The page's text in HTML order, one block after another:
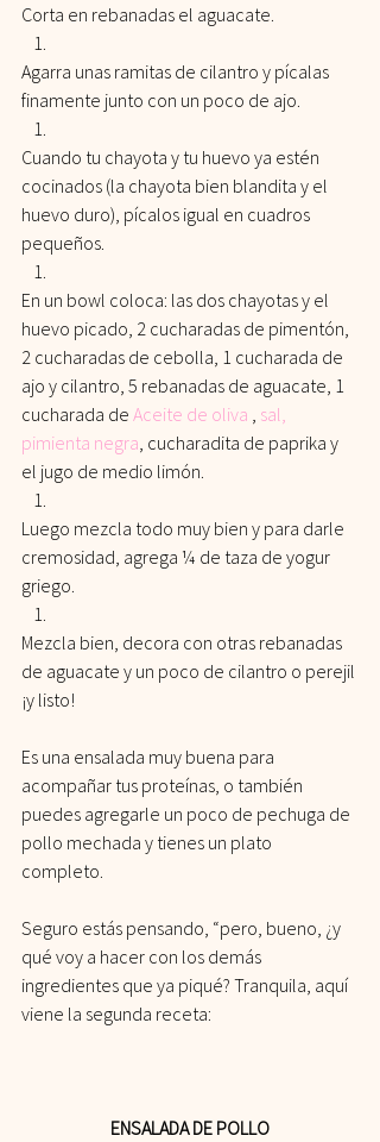
Corta en rebanadas el aguacate.
Agarra unas ramitas de cilantro y pícalas
finamente junto con un poco de ajo.
Cuando tu chayota y tu huevo ya estén
cocinados (la chayota bien blandita y el
huevo duro), pícalos igual en cuadros
pequeños.
En un bowl coloca: las dos chayotas y el
huevo picado, 2 cucharadas de pimentón,
2 cucharadas de cebolla, 1 cucharada de
ajo y cilantro, 5 rebanadas de aguacate, 1
cucharada de Aceite de oliva , sal,
pimienta negra, cucharadita de paprika y
el jugo de medio limón.
Luego mezcla todo muy bien y para darle
cremosidad, agrega ¼ de taza de yogur
griego.
Mezcla bien, decora con otras rebanadas
de aguacate y un poco de cilantro o perejil
¡y listo!
Es una ensalada muy buena para
acompañar tus proteínas, o también
puedes agregarle un poco de pechuga de
pollo mechada y tienes un plato
completo.
Seguro estás pensando, “pero, bueno, ¿y
qué voy a hacer con los demás
ingredientes que ya piqué? Tranquila, aquí
viene la segunda receta:
ENSALADA DE POLLO